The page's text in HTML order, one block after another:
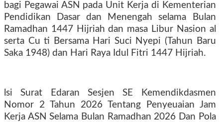
bagi Pegawai ASN pada Unit Kerja di Kementerian
Pendidikan Dasar dan Menengah selama Bulan
Ramadhan 1447 Hijriah dan masa Libur Nasion al
serta Cu ti Bersama Hari Suci Nyepi (Tahun Baru
Saka 1948) dan Hari Raya Idul Fitri 1447 Hijriah.
lsi Surat Edaran Sesjen SE Kemendikdasmen
Nomor 2 Tahun 2026 Tentang Penyeuaian Jam
Kerja ASN Selama Bulan Ramadhan 2026 Dan Pola